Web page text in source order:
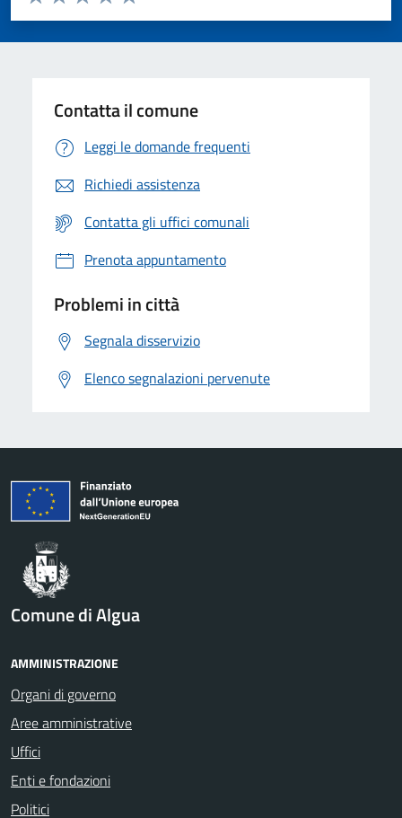
Valuta 5 stelle su 5
Valuta 4 stelle su 5
Valuta 3 stelle su 5
Valuta 2 stelle su 5
Valuta 1 stelle su 5
Contatta il comune
Leggi le domande frequenti
Richiedi assistenza
Contatta gli uffici comunali
Prenota appuntamento
Problemi in città
Segnala disservizio
Elenco segnalazioni pervenute
Comune di Algua
AMMINISTRAZIONE
Organi di governo
Aree amministrative
Uffici
Enti e fondazioni
Politici